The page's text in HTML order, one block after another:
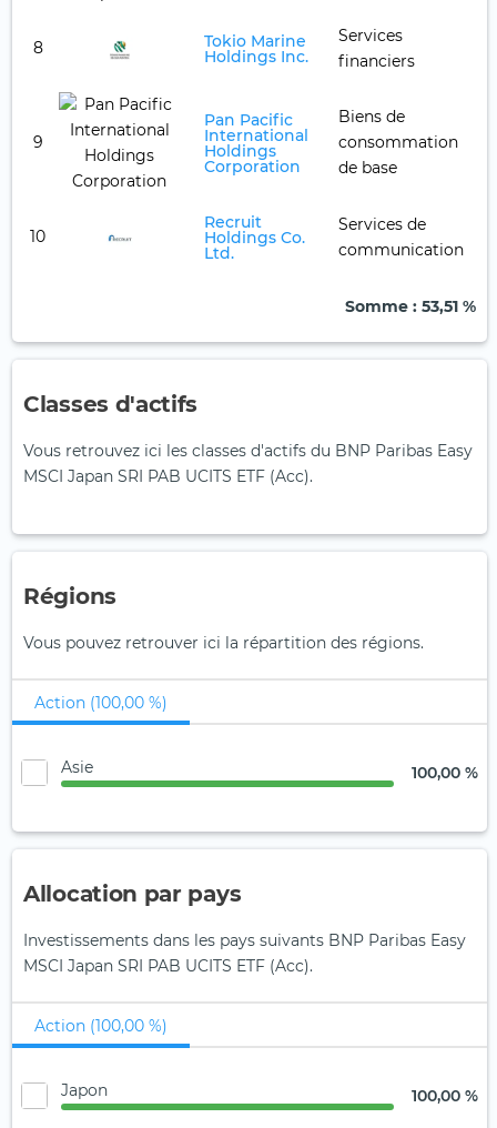
8 Tokio Marine
Holdings Inc.
Services
financiers
9
Pan Pacific
International
Holdings
Corporation
Biens de
consommation
de base
10
Recruit
Holdings Co.
Ltd.
Services de
communication
Somme : 53,51 %
Classes d'actifs
Vous retrouvez ici les classes d'actifs du BNP Paribas Easy
MSCI Japan SRI PAB UCITS ETF (Acc).
Régions
Vous pouvez retrouver ici la répartition des régions.
Action (100,00 %)
Asie 100,00 %
Allocation par pays
Investissements dans les pays suivants BNP Paribas Easy
MSCI Japan SRI PAB UCITS ETF (Acc).
Action (100,00 %)
Japon 100,00 %